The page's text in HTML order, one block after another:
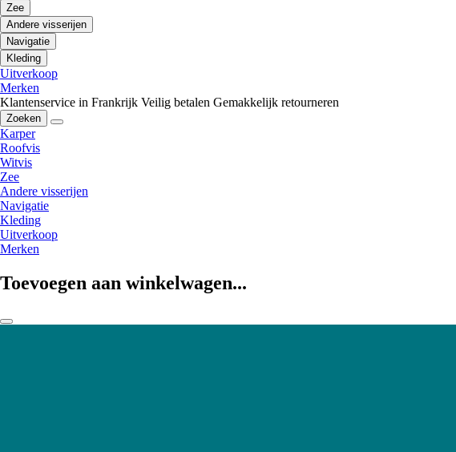
Zee
Andere visserijen
Navigatie
Kleding
Uitverkoop
Merken
Klantenservice in Frankrijk Veilig betalen Gemakkelijk retourneren
Zoeken
Karper
Roofvis
Witvis
Zee
Andere visserijen
Navigatie
Kleding
Uitverkoop
Merken
Toevoegen aan winkelwagen...